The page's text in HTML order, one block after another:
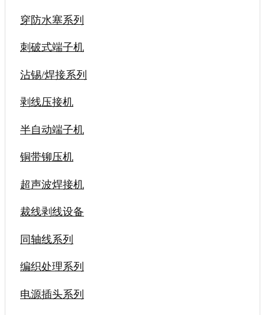
穿防水塞系列
刺破式端子机
沾锡/焊接系列
剥线压接机
半自动端子机
铜带铆压机
超声波焊接机
裁线剥线设备
同轴线系列
编织处理系列
电源插头系列